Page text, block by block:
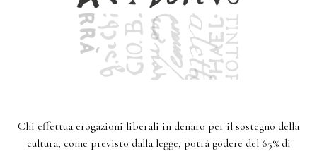
Chi effettua erogazioni liberali in denaro per il sostegno della
cultura, come previsto dalla legge, potrà godere del 65% di